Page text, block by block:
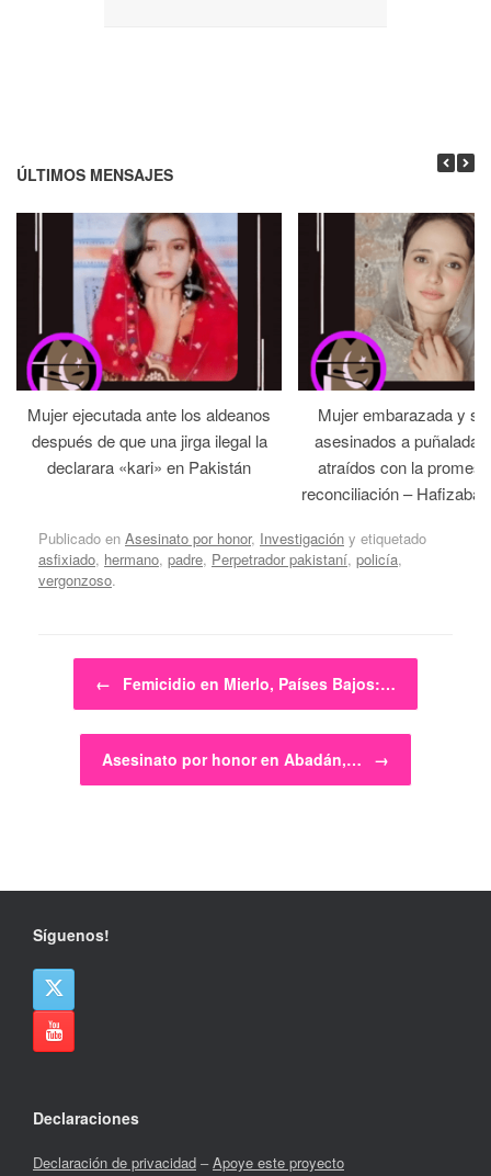
ÚLTIMOS MENSAJES
Mujer ejecutada ante los aldeanos
después de que una jirga ilegal la
declarara «kari» en Pakistán
Mujer embarazada y
asesinados a
atraídos con la
reconciliación –
Publicado en Asesinato por honor, Investigación y etiquetado
asfixiado, hermano, padre, Perpetrador pakistaní, policía,
vergonzoso.
Navegador de artículos
← Femicidio en Mierlo, Países Bajos:…
Asesinato por honor en Abadán,… →
Síguenos!
Declaraciones
Declaración de privacidad –Apoye este proyecto